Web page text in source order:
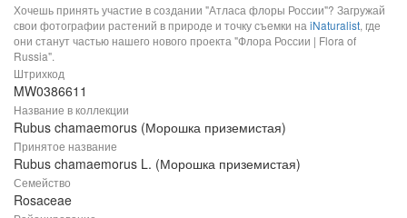
Хочешь принять участие в создании "Атласа флоры России"? Загружай
свои фотографии растений в природе и точку съемки на iNaturalist, где
они станут частью нашего нового проекта "Флора России | Flora of
Russia".
Штрихкод
MW0386611
Название в коллекции
Rubus chamaemorus (Морошка приземистая)
Принятое название
Rubus chamaemorus L. (Морошка приземистая)
Семейство
Rosaceae